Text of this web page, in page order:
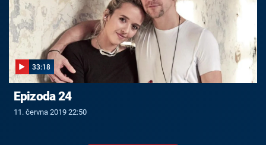
33:18
Epizoda 24
11. června 2019 22:50